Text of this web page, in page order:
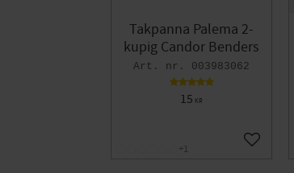
Takpanna Palema 2-
kupig Candor Benders
003983062
15 KR
Lägg till
+1